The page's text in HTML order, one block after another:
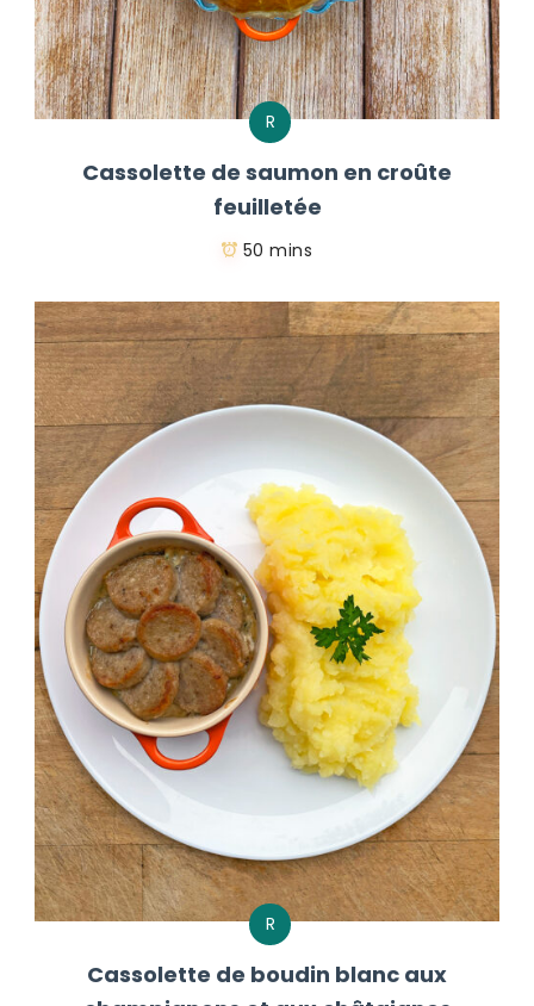
R
Cassolette de saumon en croûte
feuilletée
50 mins
R
Cassolette de boudin blanc aux